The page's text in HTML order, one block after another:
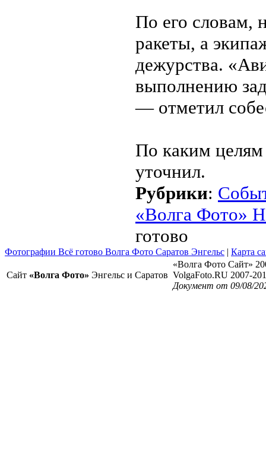
По его словам,
ракеты, а
дежурства.
выполнению
— отметил
По каким целям
уточнил.
Рубрики:
«Волга Фото»
готово
Фотографии Всё готово Волга Фото Саратов Энгельс | Карта
Сайт «Волга Фото» Энгельс и Саратов
«Волга Фото Сайт»
VolgaFoto.RU 2007-
Документ от 09/08/